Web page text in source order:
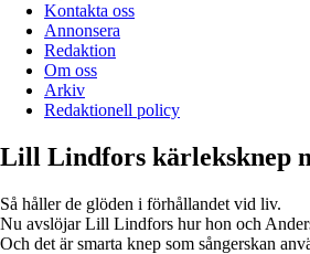
Kontakta oss
Annonsera
Redaktion
Om oss
Arkiv
Redaktionell policy
Lill Lindfors kärleksknep
Så håller de glöden i förhållandet vid liv.
Nu avslöjar Lill Lindfors hur hon och
Och det är smarta knep som sångerskan